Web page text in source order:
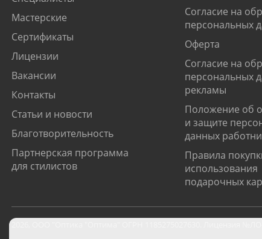
Мастерские
Сертификаты
Лицензии
Вакансии
Контакты
Статьи и новости
Благотворительность
Партнерская программа
для стилистов
Согласие на
персональных
Оферта
Согласие на
персональных
рекламы
Положение об
и защите
данных
Правила
использования
подарочных